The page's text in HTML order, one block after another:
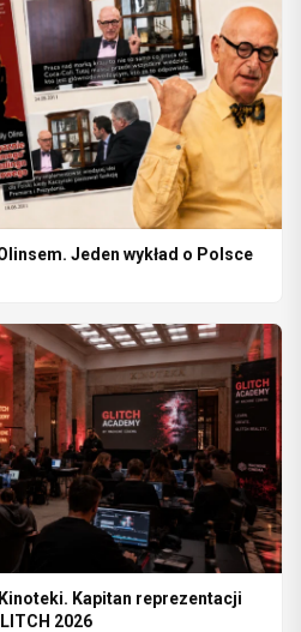
Jeden wykład o Polsce
Kapitan reprezentacji
2026